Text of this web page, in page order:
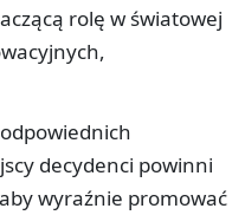
rolę w światowej
decydenci powinni
wyraźnie promować